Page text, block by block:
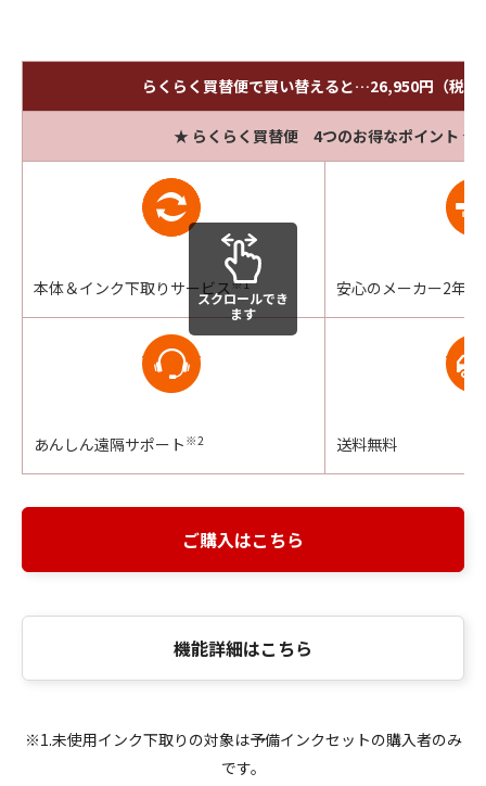
らくらく買替便で買い替えると…26,950円（税込
★ らくらく買替便 4つのお得なポイント ★
本体＆インク下取りサービス ※1 安心のメーカー2年保
あんしん遠隔サポート ※2 送料無料
スクロールでき
ます
ご購入はこちら
機能詳細はこちら
※1.未使用インク下取りの対象は予備インクセットの購入者のみ
です。